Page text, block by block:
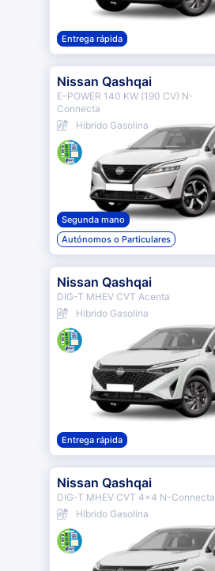
Entrega rápida
Nissan Qashqai
E-POWER 140 KW (190 CV) N-
Connecta
Híbrido Gasolina
Segunda mano
Autónomos o Particulares
Nissan Qashqai
DIG-T MHEV CVT Acenta
Híbrido Gasolina
Entrega rápida
Nissan Qashqai
DIG-T MHEV CVT 4x4 N-Connecta
Híbrido Gasolina